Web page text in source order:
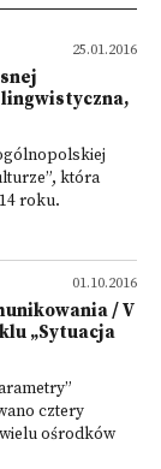
25.01.2016
która
roku.
01.10.2016
/ V
„Sytuacja
cztery
ośrodków